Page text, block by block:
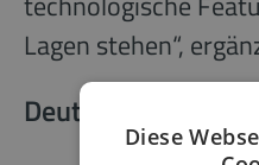
Lagen stehen“,
Deutschland
Diese